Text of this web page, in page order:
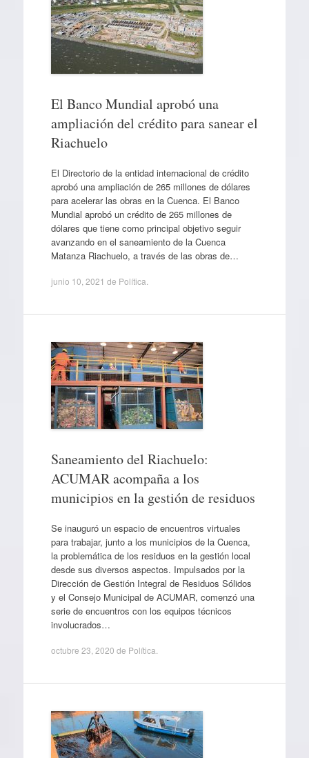
El Banco Mundial aprobó una
ampliación del crédito para sanear el
Riachuelo
El Directorio de la entidad internacional de crédito
aprobó una ampliación de 265 millones de dólares
para acelerar las obras en la Cuenca. El Banco
Mundial aprobó un crédito de 265 millones de
dólares que tiene como principal objetivo seguir
avanzando en el saneamiento de la Cuenca
Matanza Riachuelo, a través de las obras de…
junio 10, 2021 de Política
Saneamiento del Riachuelo:
ACUMAR acompaña a los
municipios en la gestión de residuos
Se inauguró un espacio de encuentros virtuales
para trabajar, junto a los municipios de la Cuenca,
la problemática de los residuos en la gestión local
desde sus diversos aspectos. Impulsados por la
Dirección de Gestión Integral de Residuos Sólidos
y el Consejo Municipal de ACUMAR, comenzó una
serie de encuentros con los equipos técnicos
involucrados…
octubre 23, 2020 de Política